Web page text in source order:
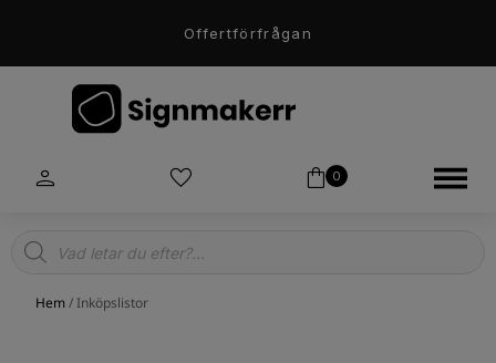
Offertförfrågan
0
Products
search
Hem/ Inköpslistor